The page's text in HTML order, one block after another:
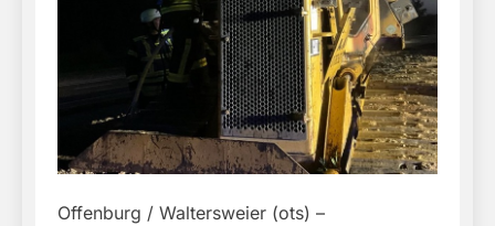
Offenburg / Waltersweier (ots) –